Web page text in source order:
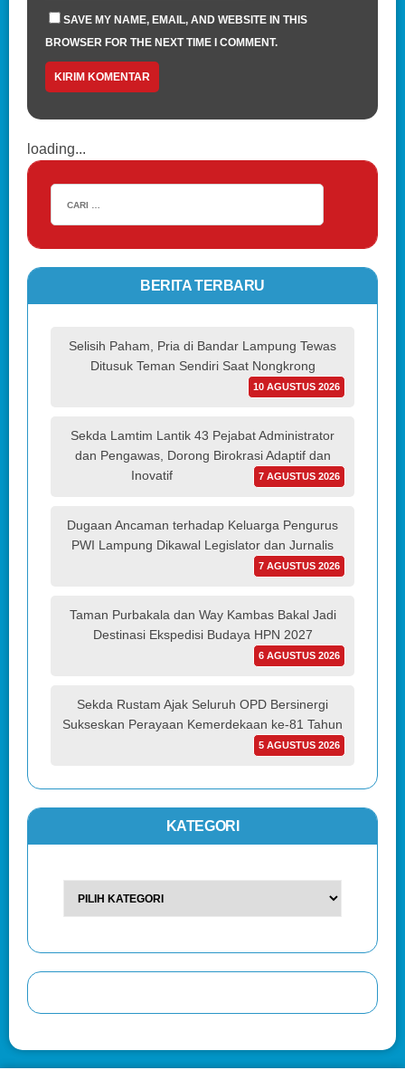
SAVE MY NAME, EMAIL, AND WEBSITE IN THIS
BROWSER FOR THE NEXT TIME I COMMENT.
loading...
BERITA TERBARU
Selisih Paham, Pria di Bandar Lampung Tewas
Ditusuk Teman Sendiri Saat Nongkrong
10 AGUSTUS 2026
Sekda Lamtim Lantik 43 Pejabat Administrator
dan Pengawas, Dorong Birokrasi Adaptif dan
Inovatif
7 AGUSTUS 2026
Dugaan Ancaman terhadap Keluarga Pengurus
PWI Lampung Dikawal Legislator dan Jurnalis
7 AGUSTUS 2026
Taman Purbakala dan Way Kambas Bakal Jadi
Destinasi Ekspedisi Budaya HPN 2027
6 AGUSTUS 2026
Sekda Rustam Ajak Seluruh OPD Bersinergi
Sukseskan Perayaan Kemerdekaan ke-81 Tahun
5 AGUSTUS 2026
KATEGORI